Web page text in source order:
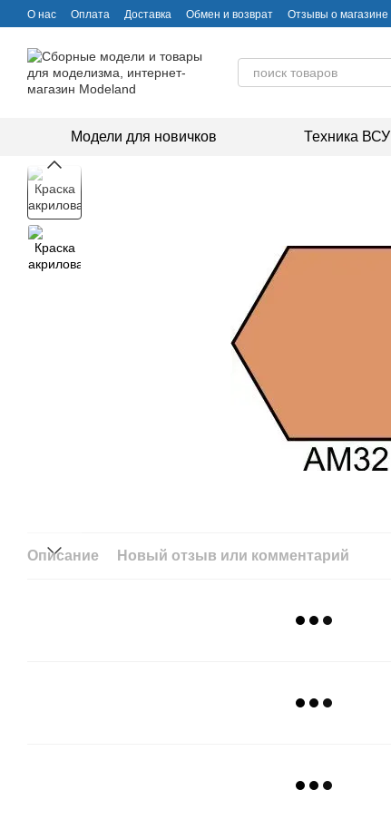
Перейти к основному контенту
О нас Оплата Доставка Обмен и возврат Отзывы о магазине
Модели для новичков Техника ВСУ
Описание Новый отзыв или комментарий